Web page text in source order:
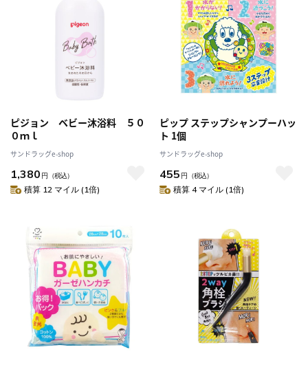
ピジョン ベビー沐浴料 ５０
０ｍｌ
サンドラッグe-shop
1,380 円 （税込）
積算 12 マイル (1倍)
ピップ ステップシャンプーハッ
ト 1個
サンドラッグe-shop
455 円 （税込）
積算 4 マイル (1倍)